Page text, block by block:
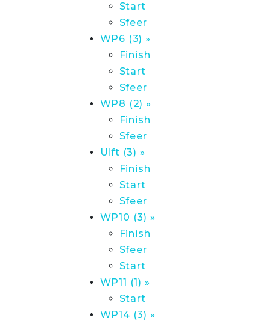
Start
Sfeer
WP6 (3) »
Finish
Start
Sfeer
WP8 (2) »
Finish
Sfeer
Ulft (3) »
Finish
Start
Sfeer
WP10 (3) »
Finish
Sfeer
Start
WP11 (1) »
Start
WP14 (3) »